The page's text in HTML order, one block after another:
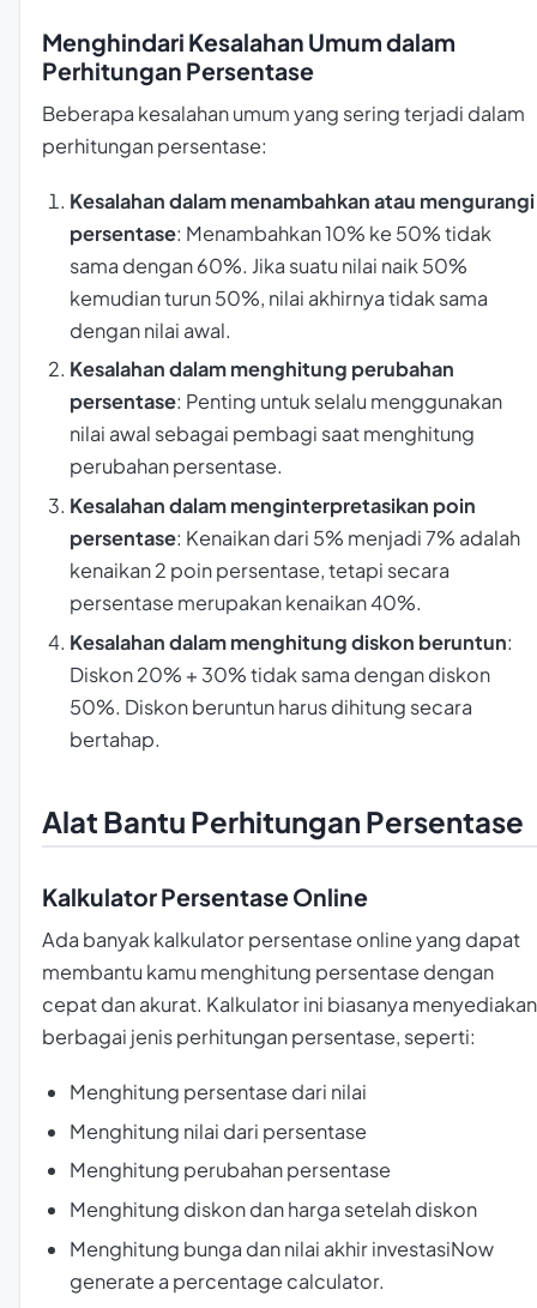
Menghindari Kesalahan Umum dalam
Perhitungan Persentase
Beberapa kesalahan umum yang sering terjadi dalam
perhitungan persentase:
Kesalahan dalam menambahkan atau mengurangi
persentase: Menambahkan 10% ke 50% tidak
sama dengan 60%. Jika suatu nilai naik 50%
kemudian turun 50%, nilai akhirnya tidak sama
dengan nilai awal.
Kesalahan dalam menghitung perubahan
persentase: Penting untuk selalu menggunakan
nilai awal sebagai pembagi saat menghitung
perubahan persentase.
Kesalahan dalam menginterpretasikan poin
persentase: Kenaikan dari 5% menjadi 7% adalah
kenaikan 2 poin persentase, tetapi secara
persentase merupakan kenaikan 40%.
Kesalahan dalam menghitung diskon beruntun:
Diskon 20% + 30% tidak sama dengan diskon
50%. Diskon beruntun harus dihitung secara
bertahap.
Alat Bantu Perhitungan Persentase
Kalkulator Persentase Online
Ada banyak kalkulator persentase online yang dapat
membantu kamu menghitung persentase dengan
cepat dan akurat. Kalkulator ini biasanya menyediakan
berbagai jenis perhitungan persentase, seperti:
Menghitung persentase dari nilai
Menghitung nilai dari persentase
Menghitung perubahan persentase
Menghitung diskon dan harga setelah diskon
Menghitung bunga dan nilai akhir investasiNow
generate a percentage calculator.